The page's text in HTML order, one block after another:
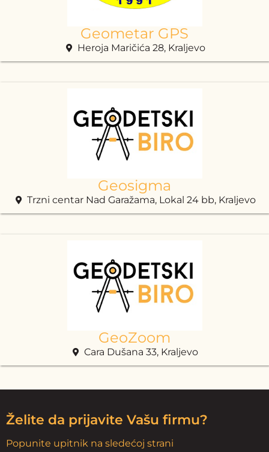
Geometar GPS
Heroja Maričića 28, Kraljevo
Geosigma
Trzni centar Nad Garažama, Lokal 24 bb, Kraljevo
GeoZoom
Cara Dušana 33, Kraljevo
Želite da prijavite Vašu firmu?
Popunite upitnik na sledećoj strani